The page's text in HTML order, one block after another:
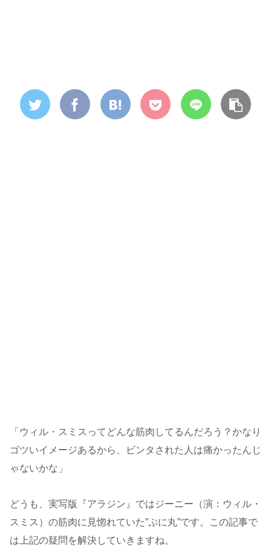
「ウィル・スミスってどんな筋肉してるんだろう？かなり
ゴツいイメージあるから、ビンタされた人は痛かったんじ
ゃないかな」
どうも、実写版『アラジン』ではジーニー（演：ウィル・
スミス）の筋肉に見惚れていた”ぷに丸”です。この記事で
は上記の疑問を解決していきますね。